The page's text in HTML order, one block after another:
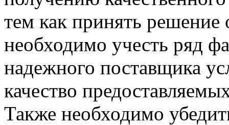
тем как принять решение
необходимо учесть ряд
надежного поставщика
качество
Также необходимо